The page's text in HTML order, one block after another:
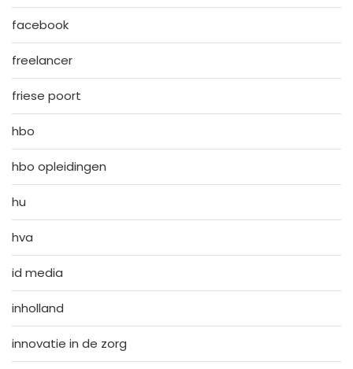
facebook
freelancer
friese poort
hbo
hbo opleidingen
hu
hva
id media
inholland
innovatie in de zorg